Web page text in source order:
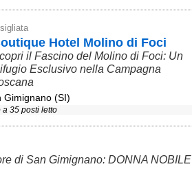
Hotel Molino di Foci
il Fascino del Molino di Foci: Un
Esclusivo nella Campagna
Gimignano (SI)
a 35 posti letto
di San Gimignano: DONNA NOBILE